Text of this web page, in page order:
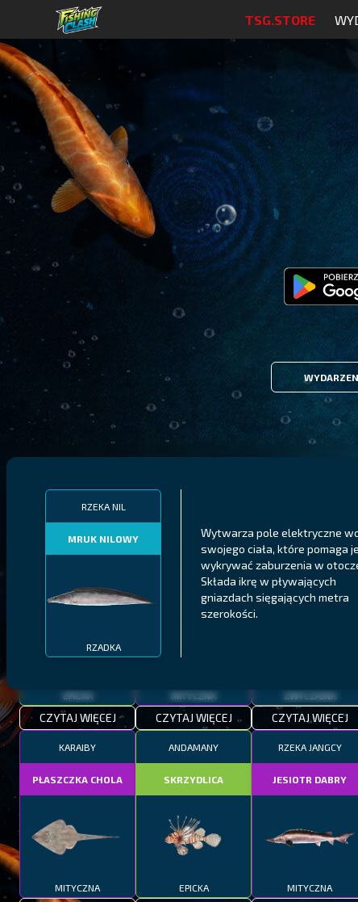
TSG.STORE
RZEKA NIL
MRUK NILOWY
RZADKA
Wytwarza pole elektryczne
swojego ciała, które pomaga
wykrywać zaburzenia w
Składa ikrę w pływających
gniazdach sięgających metra
szerokości.
MALAWI
PYSZCZAK ZACHODNI
EPICKA
CZYTAJ WIĘCEJ
PÓŁNOCNE FIORDY
LING
MITYCZNA
CZYTAJ WIĘCEJ
WYSPY GALAPAGOS
BODIAN
MEKSYKAŃSKI
ZWYCZAJNA
CZYTAJ WIĘCEJ
KARAIBY
PŁASZCZKA CHOLA
MITYCZNA
ANDAMANY
SKRZYDLICA
EPICKA
RZEKA JANGCY
JESIOTR DABRY
MITYCZNA